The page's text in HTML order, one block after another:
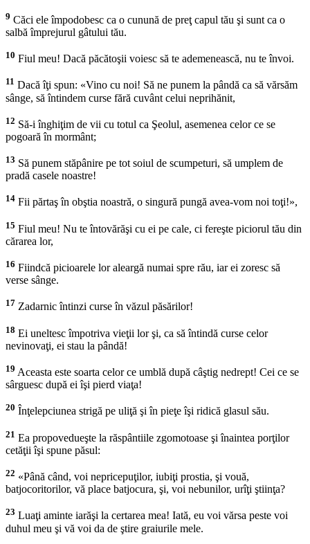
9 Căci ele împodobesc ca o cunună de preţ capul tău şi sunt ca o
salbă împrejurul gâtului tău.
10 Fiul meu! Dacă păcătoşii voiesc să te ademenească, nu te învoi.
11 Dacă îţi spun: «Vino cu noi! Să ne punem la pândă ca să vărsăm
sânge, să întindem curse fără cuvânt celui neprihănit,
12 Să-i înghiţim de vii cu totul ca Şeolul, asemenea celor ce se
pogoară în mormânt;
13 Să punem stăpânire pe tot soiul de scumpeturi, să umplem de
pradă casele noastre!
14 Fii părtaş în obştia noastră, o singură pungă avea-vom noi toţi!»,
15 Fiul meu! Nu te întovărăşi cu ei pe cale, ci fereşte piciorul tău din
cărarea lor,
16 Fiindcă picioarele lor aleargă numai spre rău, iar ei zoresc să
verse sânge.
17 Zadarnic întinzi curse în văzul păsărilor!
18 Ei uneltesc împotriva vieţii lor şi, ca să întindă curse celor
nevinovaţi, ei stau la pândă!
19 Aceasta este soarta celor ce umblă după câştig nedrept! Cei ce se
sârguesc după ei îşi pierd viaţa!
20 Înţelepciunea strigă pe uliţă şi în pieţe îşi ridică glasul său.
21 Ea propovedueşte la răspântiile zgomotoase şi înaintea porţilor
cetăţii îşi spune păsul:
22 «Până când, voi nepricepuţilor, iubiţi prostia, şi vouă,
batjocoritorilor, vă place batjocura, şi, voi nebunilor, urîţi ştiinţa?
23 Luaţi aminte iarăşi la certarea mea! Iată, eu voi vărsa peste voi
duhul meu şi vă voi da de ştire graiurile mele.